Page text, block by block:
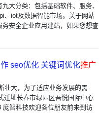
大分类：包括基础软件、服务、
、iot及数据智能市场。关于网站
安全企业应用建站，如果您想查
seo优化 关键词优化推广
壮大，为了适应业务发展的需
迁址长春市绿园区吾悦国际中心
庞智科技欢迎各位朋友前来到访